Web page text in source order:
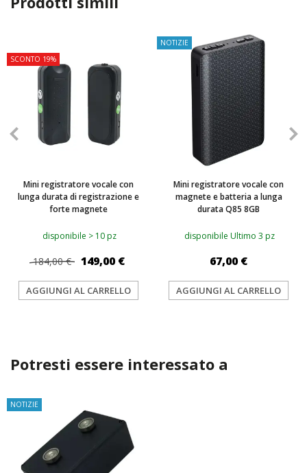
SCONTO 19%
Mini registratore vocale con
lunga durata di registrazione e
forte magnete
disponibile > 10 pz
184,00 € 149,00 €
AGGIUNGI AL CARRELLO
NOTIZIE
Mini registratore vocale con
magnete e batteria a lunga
durata Q85 8GB
disponibile Ultimo 3 pz
67,00 €
AGGIUNGI AL CARRELLO
Potresti essere interessato a
NOTIZIE